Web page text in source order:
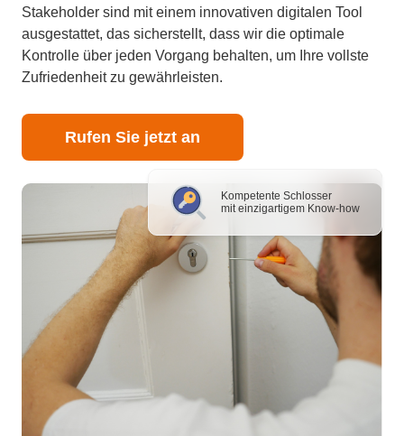
Kompetente Schlosser
mit einzigartigem Know-how
Stakeholder sind mit einem innovativen digitalen Tool
ausgestattet, das sicherstellt, dass wir die optimale
Kontrolle über jeden Vorgang behalten, um Ihre vollste
Zufriedenheit zu gewährleisten.
Rufen Sie jetzt an